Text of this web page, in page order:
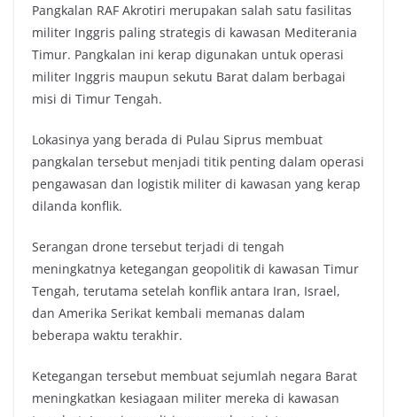
Pangkalan RAF Akrotiri merupakan salah satu fasilitas
militer Inggris paling strategis di kawasan Mediterania
Timur. Pangkalan ini kerap digunakan untuk operasi
militer Inggris maupun sekutu Barat dalam berbagai
misi di Timur Tengah.
Lokasinya yang berada di Pulau Siprus membuat
pangkalan tersebut menjadi titik penting dalam operasi
pengawasan dan logistik militer di kawasan yang kerap
dilanda konflik.
Serangan drone tersebut terjadi di tengah
meningkatnya ketegangan geopolitik di kawasan Timur
Tengah, terutama setelah konflik antara Iran, Israel,
dan Amerika Serikat kembali memanas dalam
beberapa waktu terakhir.
Ketegangan tersebut membuat sejumlah negara Barat
meningkatkan kesiagaan militer mereka di kawasan